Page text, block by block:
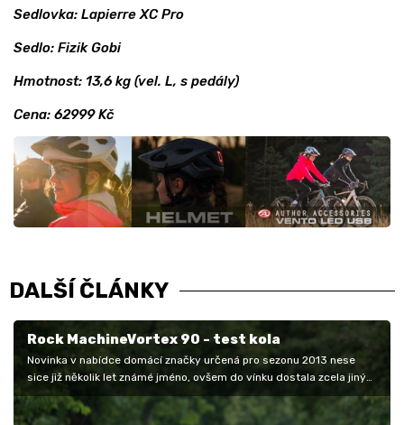
Sedlovka: Lapierre XC Pro
Sedlo: Fizik Gobi
Hmotnost: 13,6 kg (vel. L, s pedály)
Cena: 62999 Kč
DALŠÍ ČLÁNKY
Rock MachineVortex 90 - test kola
Novinka v nabídce domácí značky určená pro sezonu 2013 nese
sice již několik let známé jméno, ovšem do vínku dostala zcela jiný
rám, navíc…